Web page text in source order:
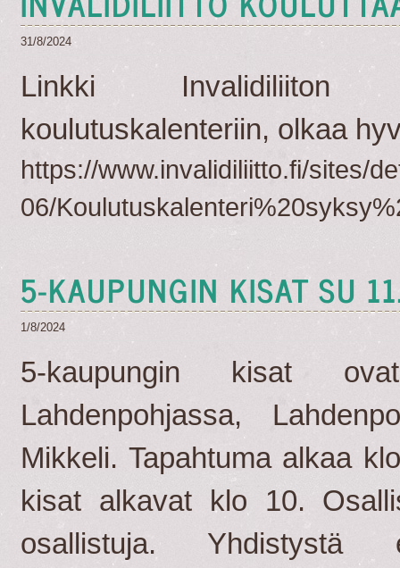
31/8/2024
Linkki
koulutuskalenteriin, olkaa
https://www.invalidiliitto.fi/sites/
06/
5-KAUPUNGIN KISAT SU
1/8/2024
5-kaupungin kisat
Lahdenpohjassa,
Mikkeli. Tapahtuma alkaa
kisat alkavat klo 10.
osallistuja. Yhdistystä